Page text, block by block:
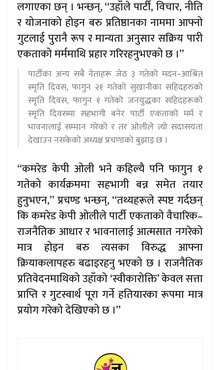
लगाएका छन् । भन्छन्, “उहाँले पार्टी, विचार, नीति
र योजनाको होइन बरु प्रतिष्ठानका नाममा आफ्नो
गुटलाई पुरानै रूप र मान्यता अनुसार सक्रिय पारी
एकताको मर्ममाथि प्रहार गरिरहनुभएको छ ।”
पार्टीका अन्य सबै नेताहरू जेठ ३ गतेको मदन–आश्रित
स्मृति दिवस, फागुन २१ गतेको सुखानीका सहिदहरुको
स्मृति दिवस, फागुन १ गतेको जनयुद्धका सहिदहरूको
स्मृति दिवसमा सहभागी बनेर पार्टी एकताको मर्म र
भावनालाई सम्मान गरेको र तर ओलीले त्यो सदासयता
देखाउन नसकेको अध्यक्ष प्रचण्डको बुझाइ छ ।
“कमरेड केपी ओली भने कहिल्यै पनि फागुन १
गतेको कार्यक्रममा सहभागी बन्न समेत तयार
हुनुभएन,” प्रचण्ड भन्छन्, “तथ्यहरूले स्पष्ट गर्दछन्
कि कमरेड केपी ओलीले पार्टी एकताको वैचारिक–
राजनैतिक आधार र भावनालाई आत्मसात नगरेको
मात्र होइन बरु त्यसका विरुद्ध आफ्ना
क्रियाकलापहरु बढाइरहनु भएको छ । राजनैतिक
प्रतिवेदनमाथिको उहाँको ‘स्वीकारोक्ति’ केवल सत्ता
प्राप्ति र गुटस्वार्थ पूरा गर्ने हतियारका रूपमा मात्र
प्रयोग गरेको देखिएको छ ।”